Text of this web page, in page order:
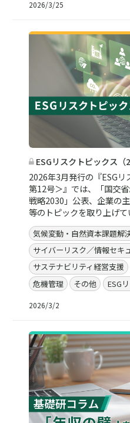
2026/3/25
ESGリスクトピックス（
2026年3月発行の『ESG
第12号＞』では、「国交
戦略2030」公表、企業の
等のトピックを取り上げて
気候変動・自然資本課題解
サイバーリスク／情報セキ
サステナビリティ経営支援
危機管理
その他 ESG
2026/3/2